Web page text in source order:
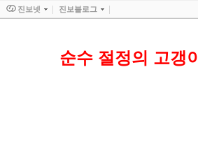
순수 절정의 고갱이
진보넷 진보블로그